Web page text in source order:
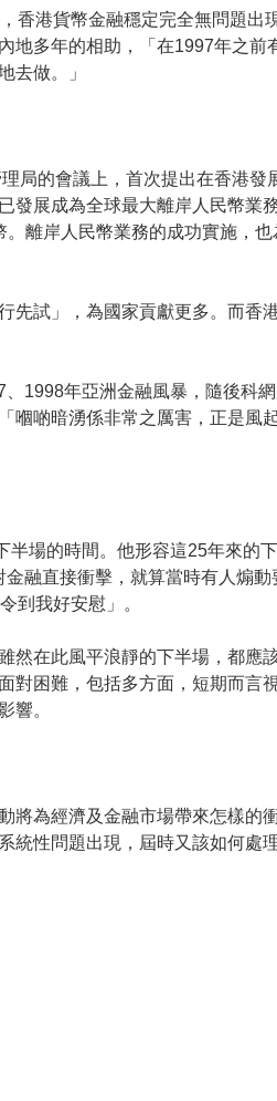
香港貨幣金融穩定完全無問題出
地多年的相助，「在1997年之前
去做。」
局的會議上，首次提出在香港發
發展成為全球最大離岸人民幣業
離岸人民幣業務的成功實施，也
先試」，為國家貢獻更多。而香
1998年亞洲金融風暴，隨後科
嗰啲暗湧係非常之厲害，正是風
半場的時間。他形容這25年來的
融直接衝擊，就算當時有人煽動
到我好安慰」。
然在此風平浪靜的下半場，都應
對困難，包括多方面，短期而言
響。
將為經濟及金融市場帶來怎樣的衝
統性問題出現，屆時又該如何處理